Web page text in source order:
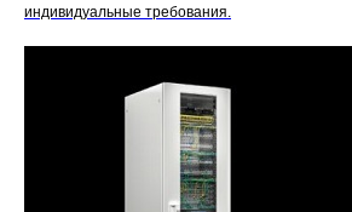
индивидуальные требования.